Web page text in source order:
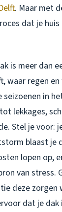
. Maar met
dat je
is meer dan
waar regen
in
lekkages,
Stel je voor:
blaast je
lopen op,
van stress.
deze zorgen
dat je